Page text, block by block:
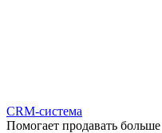
CRM-система
Помогает продавать больше